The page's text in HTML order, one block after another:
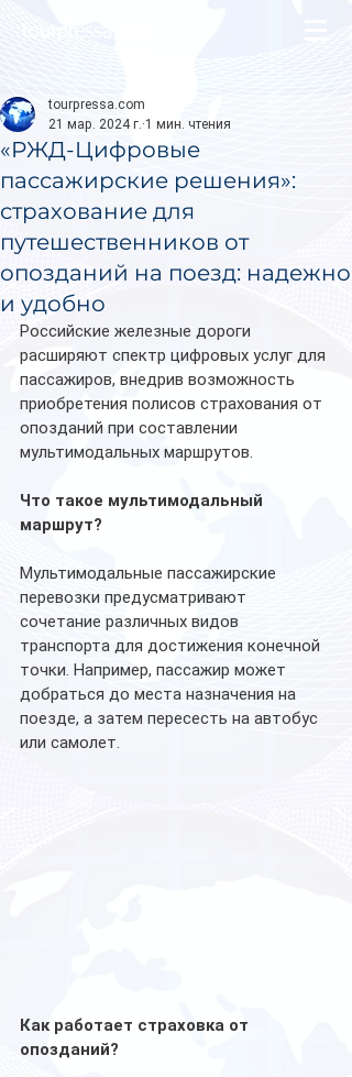
«РЖД-Цифровые
пассажирские решения»:
страхование для
путешественников от
опозданий на поезд: надежно
и удобно
tourpressa.com
21 мар. 2024 г. 1 мин. чтения
Российские железные дороги
расширяют спектр цифровых услуг для
пассажиров, внедрив возможность
приобретения полисов страхования от
опозданий при составлении
мультимодальных маршрутов.
Что такое мультимодальный
маршрут?
Мультимодальные пассажирские
перевозки предусматривают
сочетание различных видов
транспорта для достижения конечной
точки. Например, пассажир может
добраться до места назначения на
поезде, а затем пересесть на автобус
или самолет.
Как работает страховка от
опозданий?